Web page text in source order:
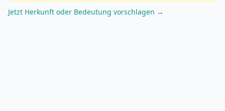
Jetzt Herkunft oder Bedeutung vorschlagen →